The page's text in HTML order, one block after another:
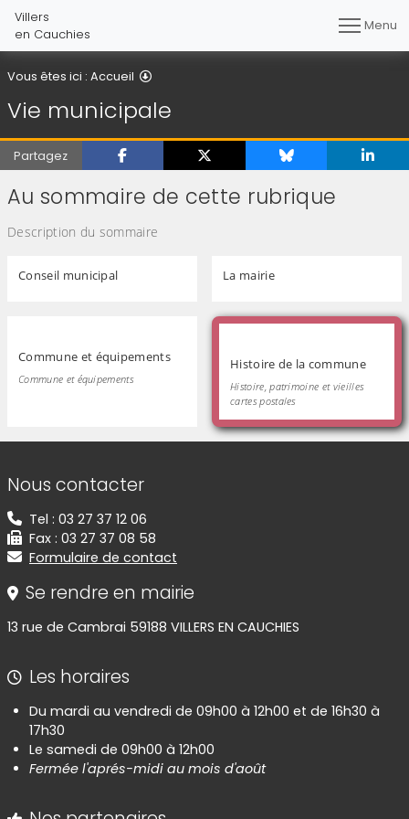
Villers
en Cauchies
Menu
Vous êtes ici : Accueil
Vie municipale
Partagez
Au sommaire de cette rubrique
Description du sommaire
Conseil municipal La mairie
Commune et équipements
Commune et équipements
Histoire de la commune
Histoire, patrimoine et vieilles
cartes postales
Informations de contact
Nous contacter
Tel : 03 27 37 12 06
Fax : 03 27 37 08 58
Formulaire de contact
Se rendre en mairie
13 rue de Cambrai 59188 VILLERS EN CAUCHIES
Les horaires
Du mardi au vendredi de 09h00 à 12h00 et de 16h30 à
17h30
Le samedi de 09h00 à 12h00
Fermée l'aprés-midi au mois d'août